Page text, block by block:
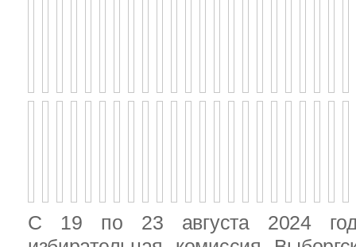
С 19 по 23 августа 2024